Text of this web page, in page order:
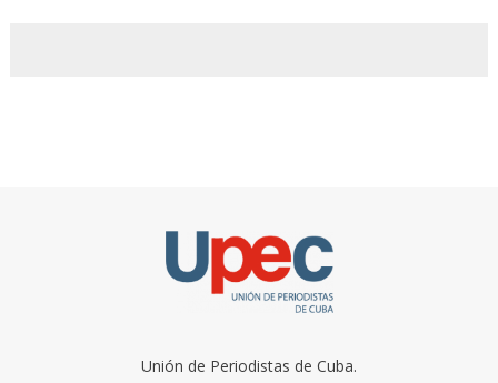
Unión de Periodistas de Cuba.